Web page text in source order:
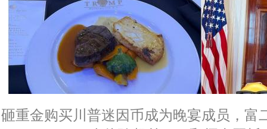
砸重金购买川普迷因币成为晚宴成员，富